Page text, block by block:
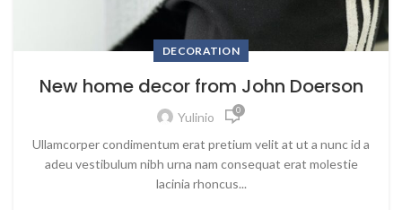
DECORATION
New home decor from John Doerson
Yulinio 0
Ullamcorper condimentum erat pretium velit at ut a nunc id a
adeu vestibulum nibh urna nam consequat erat molestie
lacinia rhoncus...